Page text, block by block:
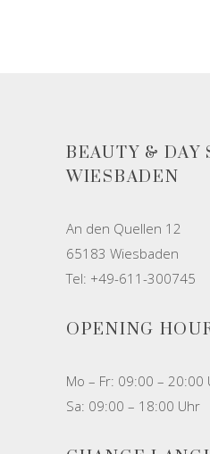
BEAUTY & DAY
WIESBADEN
An den Quellen 12
65183 Wiesbaden
Tel: +49-611-300745
OPENING
Mo – Fr: 09:00 – 20:00
Sa: 09:00 – 18:00 Uhr